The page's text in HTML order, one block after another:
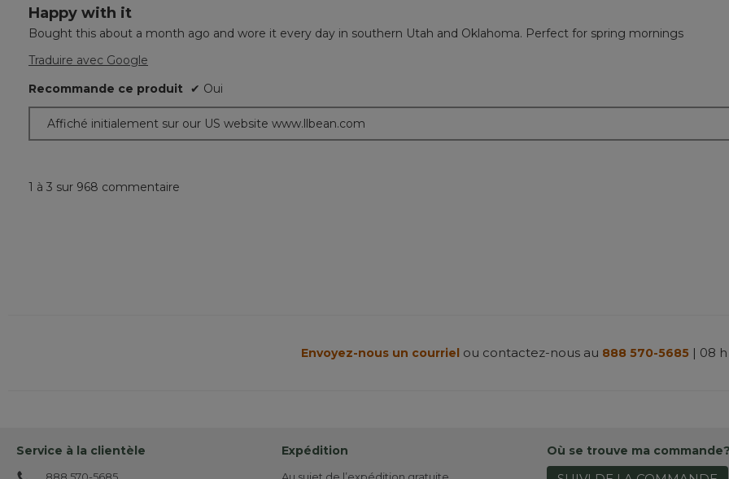
5
sur
5.
Happy with it
Bought this about a month ago and wore it every day in southern Utah and Oklahoma. Perfect for spring mornings
Traduire avec Google
Recommande ce produit ✔ Oui
Affiché initialement sur our US website www.llbean.com
1 à 3 sur 968 commentaire
Envoyez-nous un courrielou contactez-nous au 888 570-5685 | 08
Service à la clientèle
888 570-5685
Expédition
Au sujet de l’expédition gratuite
Où se trouve ma